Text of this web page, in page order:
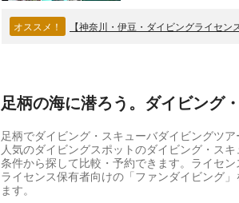
オススメ！
足柄の海に潜ろう。ダイビング
足柄でダイビング・スキューバダイビングツ
人気のダイビングスポットのダイビング・ス
条件から探して比較・予約できます。ライセ
ライセンス保有者向けの「ファンダイビング
ます。